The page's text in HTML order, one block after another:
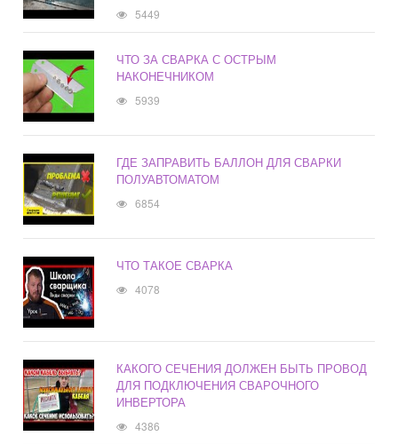
5449
ЧТО ЗА СВАРКА С ОСТРЫМ
НАКОНЕЧНИКОМ
5939
ГДЕ ЗАПРАВИТЬ БАЛЛОН ДЛЯ СВАРКИ
ПОЛУАВТОМАТОМ
6854
ЧТО ТАКОЕ СВАРКА
4078
КАКОГО СЕЧЕНИЯ ДОЛЖЕН БЫТЬ ПРОВОД
ДЛЯ ПОДКЛЮЧЕНИЯ СВАРОЧНОГО
ИНВЕРТОРА
4386